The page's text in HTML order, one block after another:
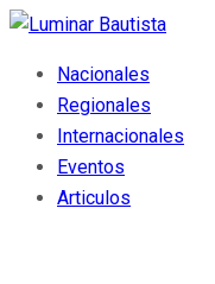
Nacionales
Regionales
Internacionales
Eventos
Articulos